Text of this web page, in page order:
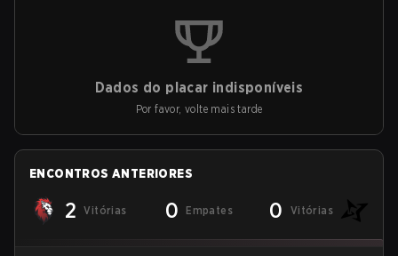
Dados do placar indisponíveis
Por favor, volte mais tarde
ENCONTROS ANTERIORES
2 Vitórias 0 Empates 0 Vitórias